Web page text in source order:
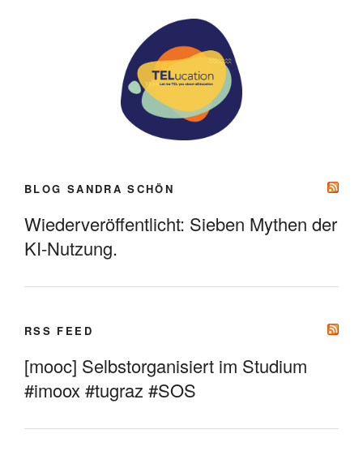
BLOG SANDRA SCHÖN
Wiederveröffentlicht: Sieben Mythen der
KI-Nutzung.
RSS FEED
[mooc] Selbstorganisiert im Studium
#imoox #tugraz #SOS